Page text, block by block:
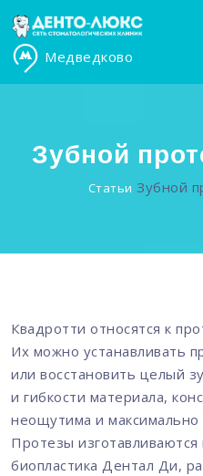
Медведково
Зубной
Статьи Зубной
Квадротти относятся к
Их можно устанавливать
или восстановить целый
и гибкости материала,
неощутима и
Протезы изготавливаются
биопластика Дентал Ди,